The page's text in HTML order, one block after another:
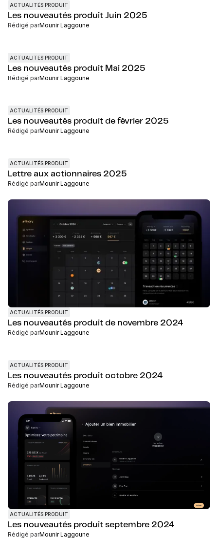
ACTUALITÉS PRODUIT
Les nouveautés produit Juin 2025
Rédigé parMounir Laggoune
ACTUALITÉS PRODUIT
Les nouveautés produit Mai 2025
Rédigé parMounir Laggoune
ACTUALITÉS PRODUIT
Les nouveautés produit de février 2025
Rédigé parMounir Laggoune
ACTUALITÉS PRODUIT
Lettre aux actionnaires 2025
Rédigé parMounir Laggoune
ACTUALITÉS PRODUIT
Les nouveautés produit de novembre 2024
Rédigé parMounir Laggoune
ACTUALITÉS PRODUIT
Les nouveautés produit octobre 2024
Rédigé parMounir Laggoune
ACTUALITÉS PRODUIT
Les nouveautés produit septembre 2024
Rédigé parMounir Laggoune